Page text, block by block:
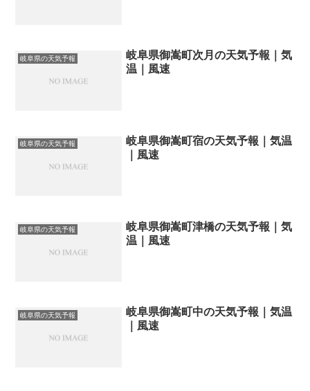
岐阜県の天気予報
岐阜県御嵩町次月の天気予報｜気
温｜風速
岐阜県の天気予報
岐阜県御嵩町宿の天気予報｜気温
｜風速
岐阜県の天気予報
岐阜県御嵩町津橋の天気予報｜気
温｜風速
岐阜県の天気予報
岐阜県御嵩町中の天気予報｜気温
｜風速